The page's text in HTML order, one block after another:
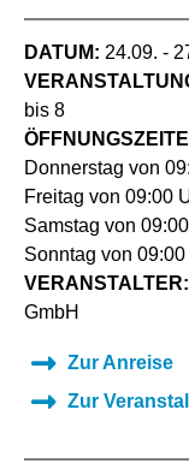
DATUM: 24.09. -
bis 8
Donnerstag von
Freitag von 09:00
Samstag von
Sonntag von
VERANSTALTER:
GmbH
Zur Anreise
Zur